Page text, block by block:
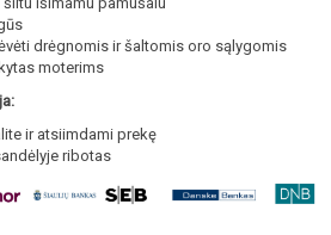
drėgnomis ir šaltomis oro sąlygomis
moterims
ir atsiimdami prekę
ribotas